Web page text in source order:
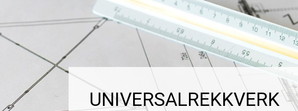
UNIVERSALREKKVERK